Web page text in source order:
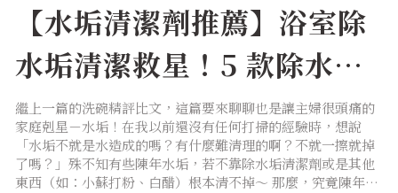
【水垢清潔劑推薦】浴室除
水垢清潔救星！5 款除水垢
產品實測心得分享
繼上一篇的洗碗精評比文，這篇要來聊聊也是讓主婦很頭痛的
家庭剋星－水垢！在我以前還沒有任何打掃的經驗時，想說
「水垢不就是水造成的嗎？有什麼難清理的啊？不就一擦就掉
了嗎？」殊不知有些陳年水垢，若不靠除水垢清潔劑或是其他
東西（如：小蘇打粉、白醋）根本清不掉～ 那麼，究竟陳年水